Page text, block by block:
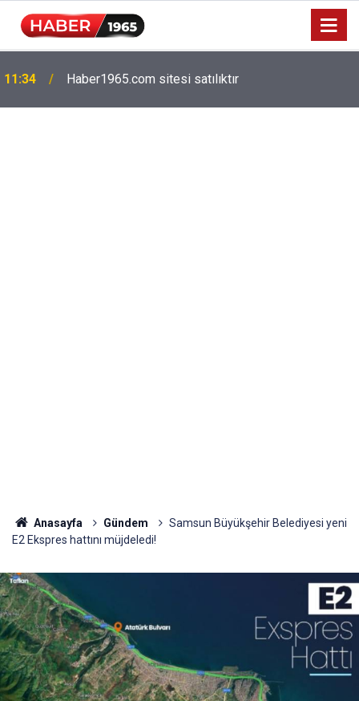
15:52
hesaplarda
Anasayfa Gündem
Samsun Büyükşehir Belediyesi yeni
E2 Ekspres hattını müjdeledi!